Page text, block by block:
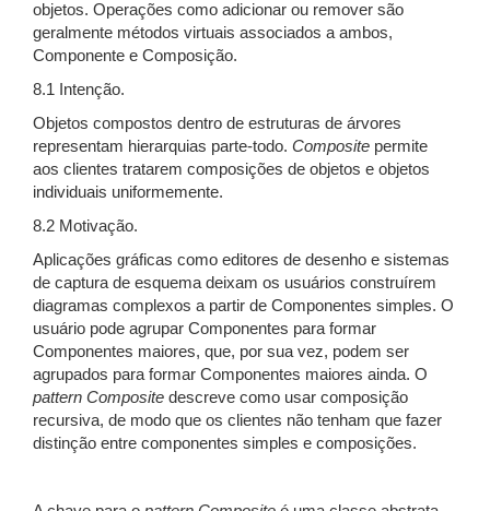
objetos. Operações como adicionar ou remover são
geralmente métodos virtuais associados a ambos,
Componente e Composição.
8.1 Intenção.
Objetos compostos dentro de estruturas de árvores
representam hierarquias parte-todo. Composite permite
aos clientes tratarem composições de objetos e objetos
individuais uniformemente.
8.2 Motivação.
Aplicações gráficas como editores de desenho e sistemas
de captura de esquema deixam os usuários construírem
diagramas complexos a partir de Componentes simples. O
usuário pode agrupar Componentes para formar
Componentes maiores, que, por sua vez, podem ser
agrupados para formar Componentes maiores ainda. O
pattern Composite descreve como usar composição
recursiva, de modo que os clientes não tenham que fazer
distinção entre componentes simples e composições.